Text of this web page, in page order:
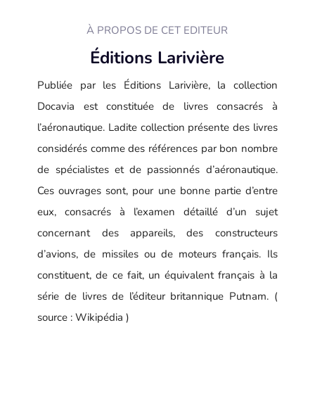
À PROPOS DE CET EDITEUR
Éditions Larivière
Publiée par les Éditions Larivière, la collection
Docavia est constituée de livres consacrés à
l’aéronautique. Ladite collection présente des livres
considérés comme des références par bon nombre
de spécialistes et de passionnés d’aéronautique.
Ces ouvrages sont, pour une bonne partie d’entre
eux, consacrés à l’examen détaillé d’un sujet
concernant des appareils, des constructeurs
d’avions, de missiles ou de moteurs français. Ils
constituent, de ce fait, un équivalent français à la
série de livres de l’éditeur britannique Putnam. (
source : Wikipédia )